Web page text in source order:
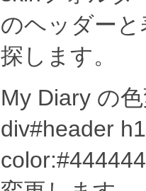
のヘッダー
探します。
My Diary の
div#header